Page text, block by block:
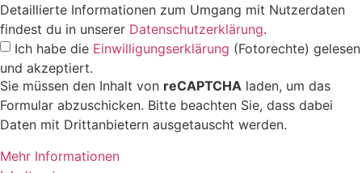
Detaillierte Informationen zum Umgang mit Nutzerdaten
findest du in unserer Datenschutzerklärung.
Ich habe die Einwilligungserklärung (Fotorechte) gelesen
und akzeptiert.
Sie müssen den Inhalt von reCAPTCHA laden, um das
Formular abzuschicken. Bitte beachten Sie, dass dabei
Daten mit Drittanbietern ausgetauscht werden.
Mehr Informationen